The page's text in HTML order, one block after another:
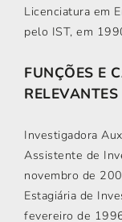
Licenciatura em
pelo IST, em
FUNÇÕES E
RELEVANTES
Investigadora
Assistente de
novembro de
Estagiária de
fevereiro de